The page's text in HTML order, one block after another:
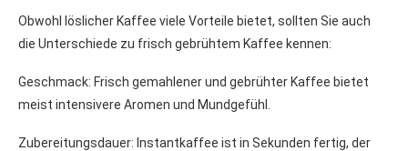
Obwohl löslicher Kaffee viele Vorteile bietet, sollten Sie auch
die Unterschiede zu frisch gebrühtem Kaffee kennen:
Geschmack: Frisch gemahlener und gebrühter Kaffee bietet
meist intensivere Aromen und Mundgefühl.
Zubereitungsdauer: Instantkaffee ist in Sekunden fertig, der